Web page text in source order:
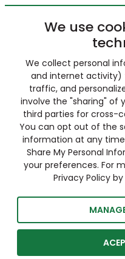
We use
We collect personal
and internet activity)
traffic, and
involve the "sharing" of
third parties for cross-
You can opt out of the
information at any time
Share My Personal
your preferences. For
Privacy Policy